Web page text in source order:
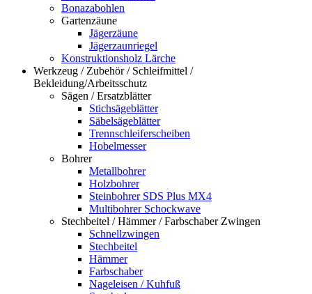
Bonazabohlen
Gartenzäune
Jägerzäune
Jägerzaunriegel
Konstruktionsholz Lärche
Werkzeug / Zubehör / Schleifmittel /
Bekleidung/Arbeitsschutz
Sägen / Ersatzblätter
Stichsägeblätter
Säbelsägeblätter
Trennschleiferscheiben
Hobelmesser
Bohrer
Metallbohrer
Holzbohrer
Steinbohrer SDS Plus MX4
Multibohrer Schockwave
Stechbeitel / Hämmer / Farbschaber Zwingen
Schnellzwingen
Stechbeitel
Hämmer
Farbschaber
Nageleisen / Kuhfuß